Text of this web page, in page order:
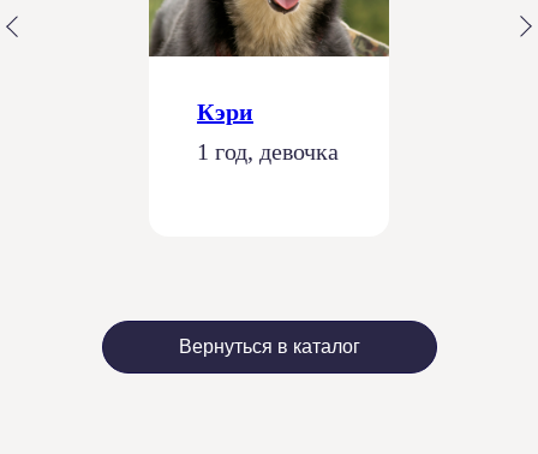
Кэри
1 год, девочка
Вернуться в каталог